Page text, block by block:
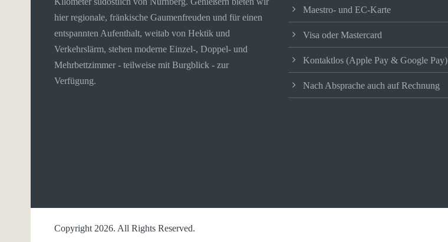
hier regionale, fränkische Gaumenfreuden und für einen
entspannten Aufenthalt, weitab von Hektik und
Verkehrslärm, stehen moderne Einzel-, Doppel- und
Mehrbettzimmer - teilweise mit Burgblick - zur
Verfügung.
Maestro- und EC-Karte
Visa oder Mastercard
Kontaktlos (Apple Pay & Google Pay)
Nach Absprache auch auf Rechnung
Copyright 2026. All Rights Reserved.